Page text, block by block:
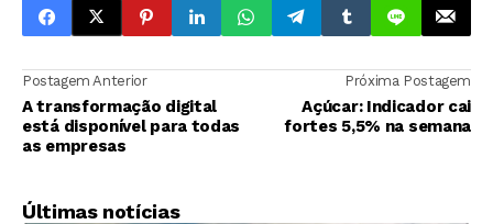
Postagem Anterior
A transformação digital
está disponível para todas
as empresas
Próxima Postagem
Açúcar: Indicador cai
fortes 5,5% na semana
Últimas notícias